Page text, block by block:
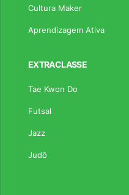
Cultura Maker
Aprendizagem Ativa
EXTRACLASSE
Tae Kwon Do
Futsal
Jazz
Judô